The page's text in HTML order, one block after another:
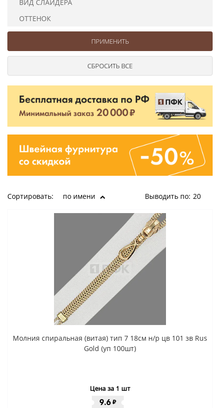
ВИД СЛАЙДЕРА
ОТТЕНОК
Сортировать: по имени Выводить по: 20
Молния спиральная (витая) тип 7 18см н/р цв 101 зв Rus
Gold (уп 100шт)
Цена за 1 шт
9.6 ₽
Ушковые
Шторные
Цепочки шарики с замком
Ткани
Шнуры
Элементы декора